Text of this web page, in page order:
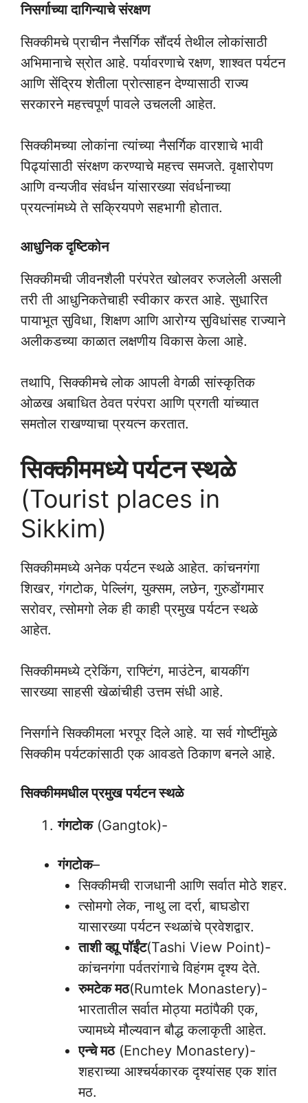
निसर्गाच्या दागिन्याचे संरक्षण
सिक्कीमचे प्राचीन नैसर्गिक सौंदर्य तेथील लोकांसाठी
अभिमानाचे स्रोत आहे. पर्यावरणाचे रक्षण, शाश्वत पर्यटन
आणि सेंद्रिय शेतीला प्रोत्साहन देण्यासाठी राज्य
सरकारने महत्त्वपूर्ण पावले उचलली आहेत.
सिक्कीमच्या लोकांना त्यांच्या नैसर्गिक वारशाचे भावी
पिढ्यांसाठी संरक्षण करण्याचे महत्त्व समजते. वृक्षारोपण
आणि वन्यजीव संवर्धन यांसारख्या संवर्धनाच्या
प्रयत्नांमध्ये ते सक्रियपणे सहभागी होतात.
आधुनिक दृष्टिकोन
सिक्कीमची जीवनशैली परंपरेत खोलवर रुजलेली असली
तरी ती आधुनिकतेचाही स्वीकार करत आहे. सुधारित
पायाभूत सुविधा, शिक्षण आणि आरोग्य सुविधांसह राज्याने
अलीकडच्या काळात लक्षणीय विकास केला आहे.
तथापि, सिक्कीमचे लोक आपली वेगळी सांस्कृतिक
ओळख अबाधित ठेवत परंपरा आणि प्रगती यांच्यात
समतोल राखण्याचा प्रयत्न करतात.
सिक्कीममध्ये पर्यटन स्थळे
(Tourist places in
Sikkim)
सिक्कीममध्ये अनेक पर्यटन स्थळे आहेत. कांचनगंगा
शिखर, गंगटोक, पेल्लिंग, युक्सम, लछेन, गुरुडोंगमार
सरोवर, त्सोमगो लेक ही काही प्रमुख पर्यटन स्थळे
आहेत.
सिक्कीममध्ये ट्रेकिंग, राफ्टिंग, माउंटेन, बायकींग
सारख्या साहसी खेळांचीही उत्तम संधी आहे.
निसर्गाने सिक्कीमला भरपूर दिले आहे. या सर्व गोष्टींमुळे
सिक्कीम पर्यटकांसाठी एक आवडते ठिकाण बनले आहे.
सिक्कीममधील प्रमुख पर्यटन स्थळे
गंगटोक(Gangtok)-
गंगटोक–
सिक्कीमची राजधानी आणि सर्वात मोठे शहर.
त्सोमगो लेक, नाथु ला दर्रा, बाघडोरा
यासारख्या पर्यटन स्थळांचे प्रवेशद्वार.
ताशी व्ह्यू पॉईंट(Tashi View Point)-
कांचनगंगा पर्वतरांगाचे विहंगम दृश्य देते.
रुमटेक मठ(Rumtek Monastery)-
भारतातील सर्वात मोठ्या मठांपैकी एक,
ज्यामध्ये मौल्यवान बौद्ध कलाकृती आहेत.
एन्चे मठ(Enchey Monastery)-
शहराच्या आश्चर्यकारक दृश्यांसह एक शांत
मठ.